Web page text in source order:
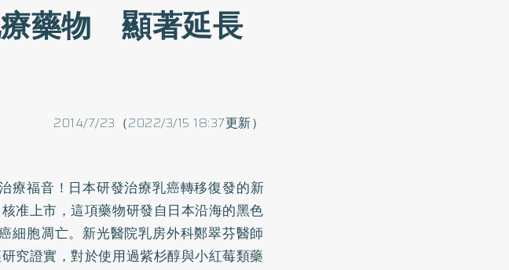
藥物 顯著延長
2014/7/23（2022/3/15 18:37更新）
療福音！日本研發治療乳癌轉移復發的新
准上市，這項藥物研發自日本沿海的黑色
細胞凋亡。新光醫院乳房外科鄭翠芬醫師
究證實，對於使用過紫杉醇與小紅莓類藥